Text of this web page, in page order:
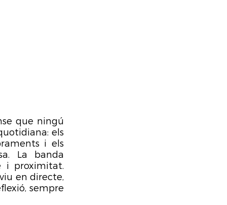
que ningú
els
i els
La banda
i proximitat.
en directe,
sempre